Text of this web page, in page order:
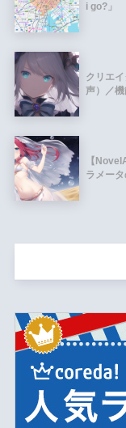
i go?」
クリエ
声）／
【
ラメー